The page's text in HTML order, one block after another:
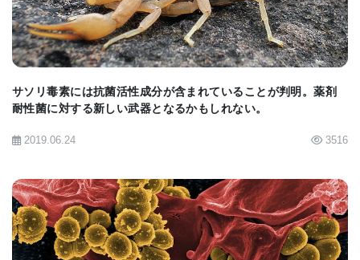
え込み、腫瘍を根絶する免疫能力を回復し、強化す
ることががん免疫療法の目標であり、そのためには
まだまだ実験を繰り返さなければならない。それで
も、Flagrp-170が、いつかもっと効果的ながんワク
チン配合のために使える時が来ると期待している」
と語っている。今後、Dr. Wangと彼のチームは、
に深く理解するため作業を続けていく。特に免疫反
応をもっと確実で持久力のあるものにするため、
Flagrp-170を腫瘍部位に集中して効果的に送る方法
サソリ毒素には抗菌活性成分が含まれていることが判明。薬剤
耐性菌に対する新しい武器となるかもしれない。
2019.06.24 3516